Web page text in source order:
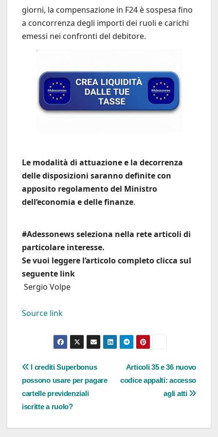
giorni, la compensazione in F24 è sospesa fino
a concorrenza degli importi dei ruoli e carichi
emessi nei confronti del debitore.
Le modalità di attuazione e la decorrenza
delle disposizioni saranno definite con
apposito regolamento del Ministro
dell’economia e delle finanze.
#Adessonews seleziona nella rete articoli di
particolare interesse.
Se vuoi leggere l’articolo completo clicca sul
seguente link
Sergio Volpe
Source link
Navigazione
articoli
Articoli 35 e 36 nuovo
codice appalti: accesso
agli atti
I crediti Superbonus
possono usare per pagare
cartelle previdenziali
iscritte a ruolo?